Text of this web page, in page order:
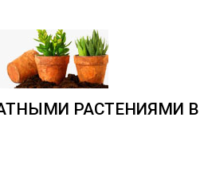
РАСТЕНИЯМИ В